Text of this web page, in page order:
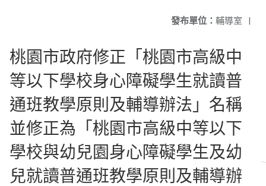
發布單位： 輔導室 |
桃園市政府修正「桃園市高級中
等以下學校身心障礙學生就讀普
通班教學原則及輔導辦法」名稱
並修正為「桃園市高級中等以下
學校與幼兒園身心障礙學生及幼
兒就讀普通班教學原則及輔導辦